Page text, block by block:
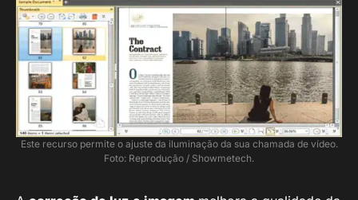
Este recurso permite o ajuste da iluminação da sua chamada de vídeo.
Foto: Reprodução / Showmetech.